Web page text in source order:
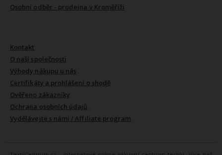
Osobní odběr - prodejna v Kroměříži
Kontakt
O naší společnosti
Výhody nákupu u nás
Certifikáty a prohlášení o shodě
Ověřeno zákazníky
Ochrana osobních údajů
Vydělávejte s námi / Affiliate program